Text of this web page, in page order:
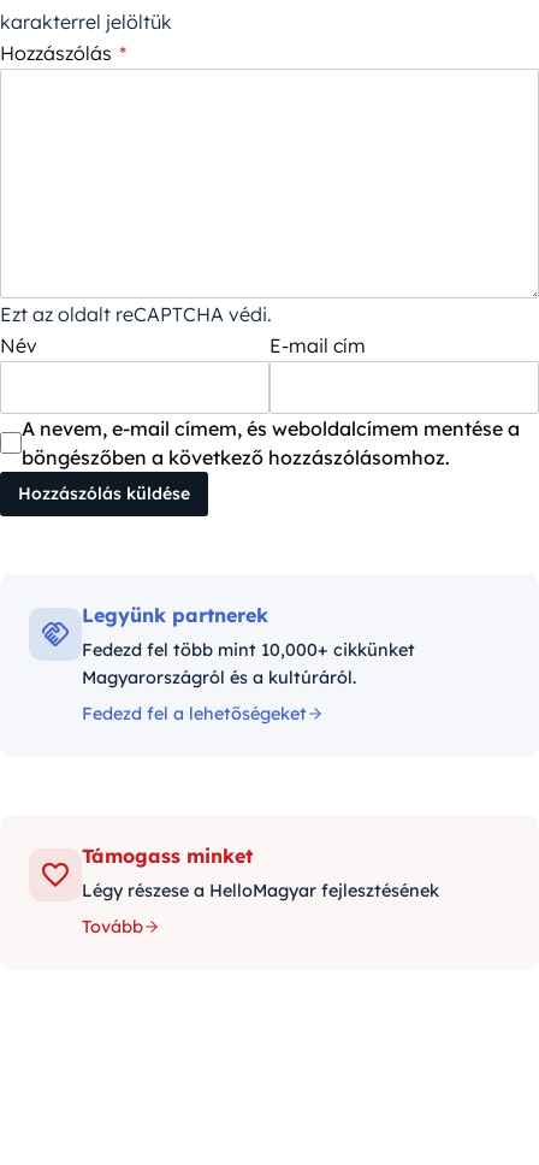
karakterrel jelöltük
Hozzászólás *
Ezt az oldalt reCAPTCHA védi.
Név
E-mail cím
A nevem, e-mail címem, és weboldalcímem mentése a
böngészőben a következő hozzászólásomhoz.
Legyünk partnerek
Fedezd fel több mint 10,000+ cikkünket
Magyarországról és a kultúráról.
Fedezd fel a lehetőségeket
Támogass minket
Légy részese a HelloMagyar fejlesztésének
Tovább